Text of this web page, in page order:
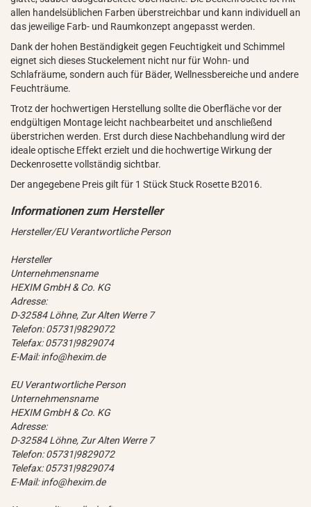
allen handelsüblichen Farben überstreichbar und kann individuell an
das jeweilige Farb- und Raumkonzept angepasst werden.
Dank der hohen Beständigkeit gegen Feuchtigkeit und Schimmel
eignet sich dieses Stuckelement nicht nur für Wohn- und
Schlafräume, sondern auch für Bäder, Wellnessbereiche und andere
Feuchträume.
Trotz der hochwertigen Herstellung sollte die Oberfläche vor der
endgültigen Montage leicht nachbearbeitet und anschließend
überstrichen werden. Erst durch diese Nachbehandlung wird der
ideale optische Effekt erzielt und die hochwertige Wirkung der
Deckenrosette vollständig sichtbar.
Der angegebene Preis gilt für 1 Stück Stuck Rosette B2016.
Hersteller/EU Verantwortliche Person
Hersteller
Unternehmensname
HEXIM GmbH & Co. KG
Adresse:
D-32584 Löhne, Zur Alten Werre 7
Telefon: 05731|9829072
Telefax: 05731|9829074
E-Mail: info@hexim.de
EU Verantwortliche Person
Unternehmensname
HEXIM GmbH & Co. KG
Adresse:
D-32584 Löhne, Zur Alten Werre 7
Telefon: 05731|9829072
Telefax: 05731|9829074
E-Mail: info@hexim.de